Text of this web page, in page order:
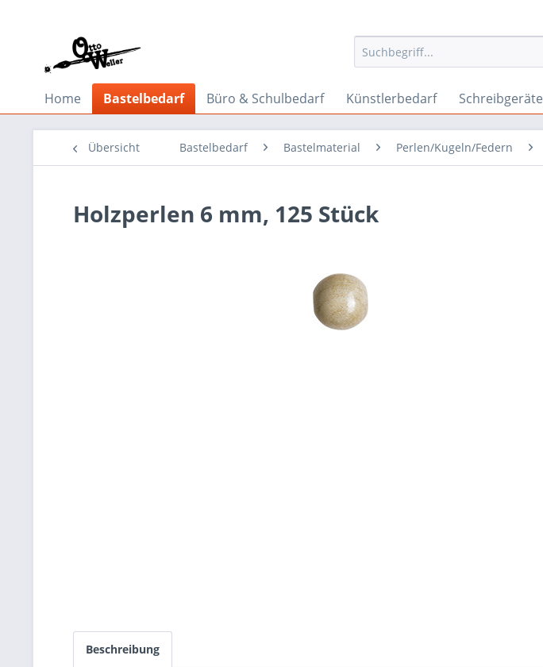
Home Bastelbedarf Büro & Schulbedarf Künstlerbedarf Schreibgeräte
Übersicht Bastelbedarf Bastelmaterial Perlen/Kugeln/Federn
Holzperlen 6 mm, 125 Stück
Beschreibung